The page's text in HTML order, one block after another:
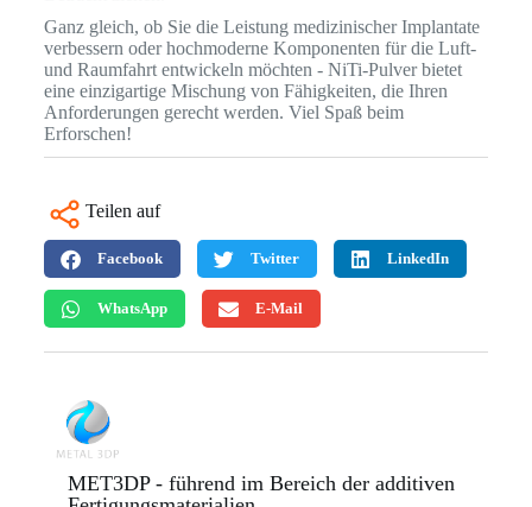
Ganz gleich, ob Sie die Leistung medizinischer Implantate
verbessern oder hochmoderne Komponenten für die Luft-
und Raumfahrt entwickeln möchten - NiTi-Pulver bietet
eine einzigartige Mischung von Fähigkeiten, die Ihren
Anforderungen gerecht werden. Viel Spaß beim
Erforschen!
Teilen auf
Facebook Twitter LinkedIn
WhatsApp E-Mail
MET3DP - führend im Bereich der additiven